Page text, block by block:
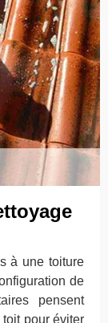
à une toiture
de
pensent
pour éviter